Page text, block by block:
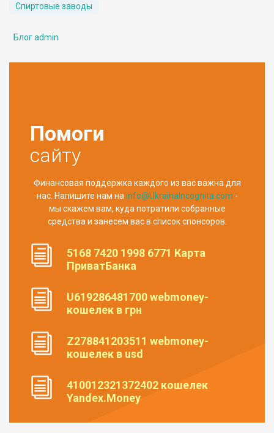
Спиртовые заводы
Блог admin
Помоги
сайту
Финансовая поддержка каждого из вас важна для
нас. Напишите нам на info@UkrainaIncognita.com -
мы скажем вам, куда потратили собранные
средства и занесем вас в список спонсоров.
5168 7420 1998 6771 Карта
ПриватБанка
U619286481700 webmoney-
кошелек в грн
Z278841203511 webmoney-
кошелек в usd
410012321372402 кошелек
Yandex.Money